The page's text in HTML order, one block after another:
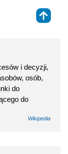
i decyzji,
osób,
do
do
Wikipedia